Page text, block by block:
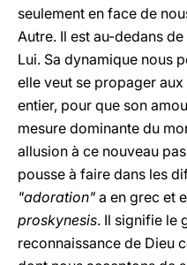
seulement en face de
Autre. Il est au-dedans
Lui. Sa dynamique nous
elle veut se propager
entier, pour que son
mesure dominante du
allusion à ce nouveau
pousse à faire dans les
"adoration" a en grec et
proskynesis. Il signifie le
reconnaissance de Dieu